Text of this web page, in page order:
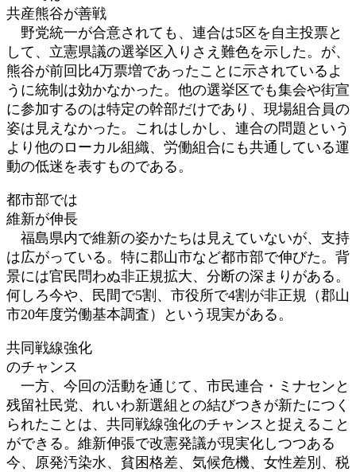
共産熊谷が善戦
野党統一が合意されても、連合は5区を自主投票と
して、立憲県議の選挙区入りさえ難色を示した。が、
熊谷が前回比4万票増であったことに示されているよ
うに統制は効かなかった。他の選挙区でも集会や街宣
に参加するのは特定の幹部だけであり、現場組合員の
姿は見えなかった。これはしかし、連合の問題という
より他のローカル組織、労働組合にも共通している運
動の低迷を表すものである。
都市部では
維新が伸長
福島県内で維新の姿かたちは見えていないが、支持
は広がっている。特に郡山市など都市部で伸びた。背
景には官民問わぬ非正規拡大、分断の深まりがある。
何しろ今や、民間で5割、市役所で4割が非正規（郡山
市20年度労働基本調査）という現実がある。
共同戦線強化
のチャンス
一方、今回の活動を通じて、市民連合・ミナセンと
残留社民党、れいわ新選組との結びつきが新たにつく
られたことは、共同戦線強化のチャンスと捉えること
ができる。維新伸張で改憲発議が現実化しつつある
今、原発汚染水、貧困格差、気候危機、女性差別、税